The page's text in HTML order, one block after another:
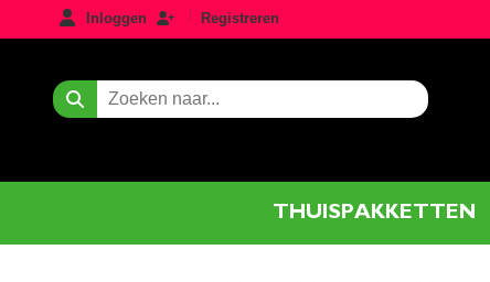
login
Inloggen registreren
Registreren
Zoeken
THUISPAKKETTEN